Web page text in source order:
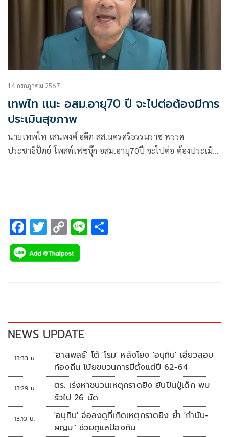
14 กรกฎาคม 2567
เทพไท แนะ อสม.อายุ70 ปี จะไปต่อต้องมีการ
ประเมินสุขภาพ
นายเทพไท เสนพงศ์ อดีต สส.นครศรีธรรมราช พรรค
ประชาธิปัตย์ โพสต์เฟซบุ๊ก อสม.อายุ70ปี จะไปต่อ ต้องประเมิน
F
ac
e
k
T
wi
tt
C
o
p
k
Li
NEWS UPDATE
13:33 น.
'อาสพลธ์' โต้ 'โรม' หลังโยง 'อนุทิน' เอี่ยวสอบ
ท้องถิ่น โบ้ยขบวนการมีตั้งแต่ปี 62-64
13:29 น.
ตร. เร่งหาชนวนเหตุกราดยิง ยันปืนปู่เด็ก พบ
รัวไป 26 นัด
13:10 น.
'อนุทิน' จ่อลงดูที่เกิดเหตุกราดยิง ย้ำ 'กำนัน-
ผญบ.' ช่วยดูแลป้องกัน